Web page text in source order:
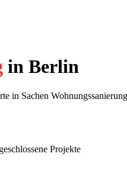
in Berlin
in Sachen